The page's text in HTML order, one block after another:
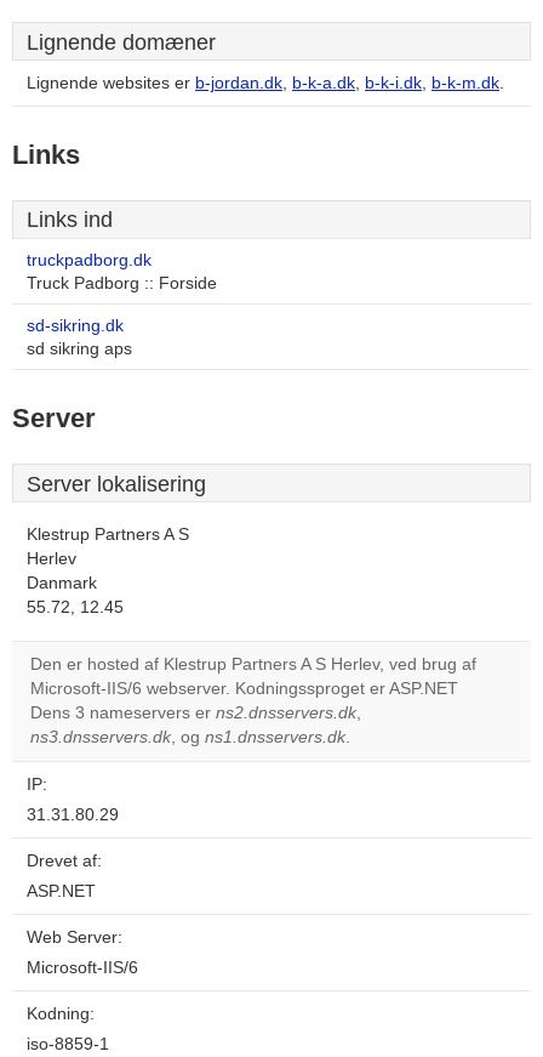
Lignende domæner
Lignende websites er b-jordan.dk, b-k-a.dk, b-k-i.dk, b-k-m.dk.
Links
Links ind
truckpadborg.dk
Truck Padborg :: Forside
sd-sikring.dk
sd sikring aps
Server
Server lokalisering
Klestrup Partners A S
Herlev
Danmark
55.72, 12.45
Den er hosted af Klestrup Partners A S Herlev, ved brug af
Microsoft-IIS/6 webserver. Kodningssproget er ASP.NET
Dens 3 nameservers er ns2.dnsservers.dk,
ns3.dnsservers.dk, og ns1.dnsservers.dk.
IP:
31.31.80.29
Drevet af:
ASP.NET
Web Server:
Microsoft-IIS/6
Kodning:
iso-8859-1